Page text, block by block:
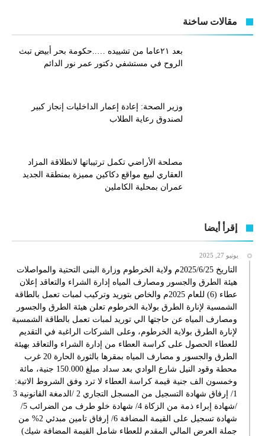
مقالات ساخنة
بعد ٢١عاما من تشييده …..حكومة بحر أبيض تبث
الروح في مستشفي دكتور عمر نور الدائم
وزير الصحة: إعادة إعمار الداخليات إنجاز كبير
لصندوق رعاية الطلاب
مصلحة الأراضي تكمل ترتيباتها لانطلاقة المزاد
العقاري لبيع مواقع دكاكين مميزة بمنطقة الجديد
عمران بمحلية الكاملين
إقرأ أيضا
يونيو 27, 2025
التاريخ 2025/6/25م ولاية الخرطوم وزارة البنى التحتية والمواصلات
هيئة الطرق والجسور ومصارف المياه إدارة الشراء والتعاقد إعلان
عطاء (6) للعام 2025م والخاص بتوريد وتركيب لمبات تعمل بالطاقة
الشمسية لإنارة الطرق بولاية الخرطوم تعلن هيئة الطرق والجسور
ومصارف المياه عن حاجتها الي توريد لمبات تعمل بالطاقة الشمسية
لإنارة الطرق بولاية الخرطوم، وعلى الشركات الراغبة في التقديم
للعطاء الحصول على كراسة العطاء من إدارة الشراء والتعاقد بهيئة
الطرق والجسور و مصارف المياه بمقرها بالثورة الحارة 20 غرب
محطة وقود النيل شارع الوادي بعد سداد مبلغ 150.000 جنية، مائة
وخمسون الف جنية قيمة كراسة العطاء لا ترد وفق الشروط الاتية:
1/ إرفاق شهادة التسجيل من المسجل التجاري 2 /الدمغة القانونية 3
/شهادة إبراء ذمة من الزكاة 4/ شهادة خلو طرف من الضرائب 5/
شهادة تسجيل على القيمة المضافة 6/ إرفاق تامين مبدئي 2% من
جملة العرض المالي المقدم للعطاء شامل القيمة المضافة شيك)